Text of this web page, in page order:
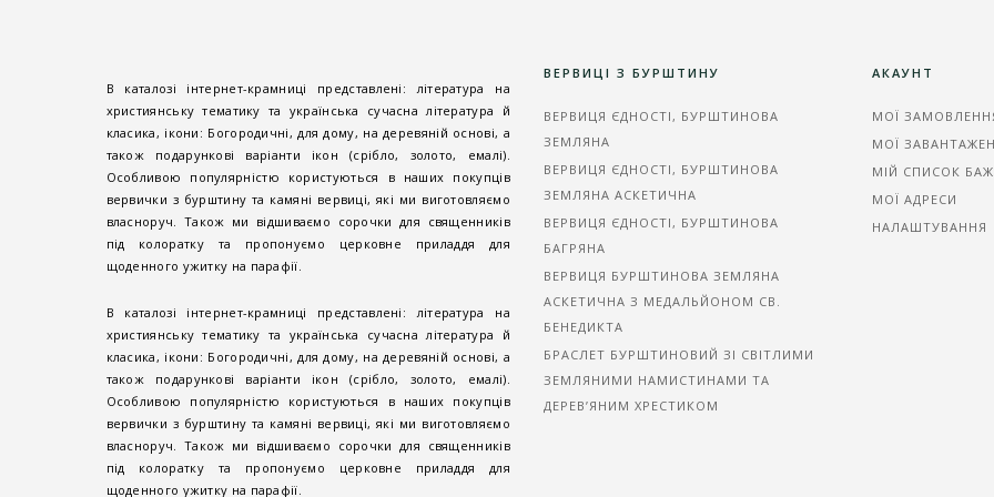
В каталозі інтернет-крамниці представлені: література на
християнську тематику та українська сучасна література й
класика, ікони: Богородичні, для дому, на деревяній основі, а
також подарункові варіанти ікон (срібло, золото, емалі).
Особливою популярністю користуються в наших покупців
вервички з бурштину та камяні вервиці, які ми виготовляємо
власноруч. Також ми відшиваємо сорочки для священників
під колоратку та пропонуємо церковне приладдя для
щоденного ужитку на парафії.
В каталозі інтернет-крамниці представлені: література на
християнську тематику та українська сучасна література й
класика, ікони: Богородичні, для дому, на деревяній основі, а
також подарункові варіанти ікон (срібло, золото, емалі).
Особливою популярністю користуються в наших покупців
вервички з бурштину та камяні вервиці, які ми виготовляємо
власноруч. Також ми відшиваємо сорочки для священників
під колоратку та пропонуємо церковне приладдя для
щоденного ужитку на парафії.
ВЕРВИЦІ З БУРШТИНУ
ВЕРВИЦЯ ЄДНОСТІ, БУРШТИНОВА
ЗЕМЛЯНА
ВЕРВИЦЯ ЄДНОСТІ, БУРШТИНОВА
ЗЕМЛЯНА АСКЕТИЧНА
ВЕРВИЦЯ ЄДНОСТІ, БУРШТИНОВА
БАГРЯНА
ВЕРВИЦЯ БУРШТИНОВА ЗЕМЛЯНА
АСКЕТИЧНА З МЕДАЛЬЙОНОМ СВ.
БЕНЕДИКТА
БРАСЛЕТ БУРШТИНОВИЙ ЗІ СВІТЛИМИ
ЗЕМЛЯНИМИ НАМИСТИНАМИ ТА
ДЕРЕВ’ЯНИМ ХРЕСТИКОМ
АКАУНТ
МОЇ
МОЇ
МІЙ СПИСОК
МОЇ АДРЕСИ
НАЛАШТУВАННЯ